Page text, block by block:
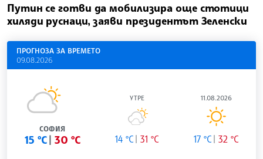
Путин се готви да мобилизира още стотици
хиляди руснаци, заяви президентът Зеленски
ПРОГНОЗА ЗА ВРЕМЕТО
09.08.2026
СОФИЯ
15 °C 30 °C
УТРЕ
14 °C 31 °C
11.08.2026
17 °C 32 °C